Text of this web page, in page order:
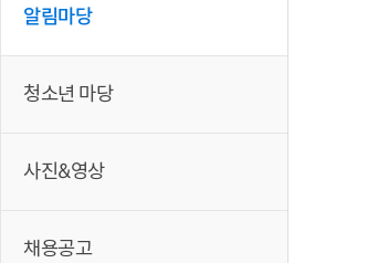
알림마당
청소년 마당
사진&영상
채용공고